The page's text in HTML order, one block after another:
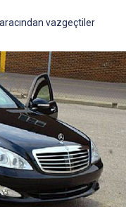
vazgeçtiler